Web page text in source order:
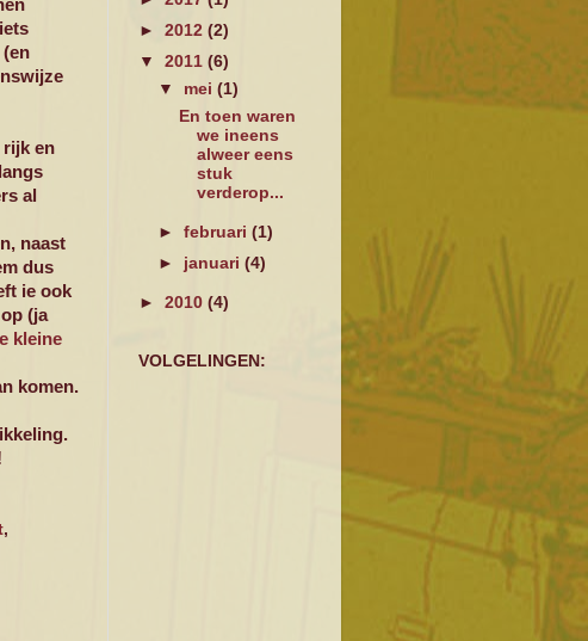
rijk en
al
naast
dus
ie ook
(ja
kleine
komen.
,
► 2012 (2)
▼ 2011 (6)
▼ mei(1)
En toen waren
we ineens
alweer eens
stuk
verderop...
►februari(1)
► januari(4)
► 2010 (4)
VOLGELINGEN: